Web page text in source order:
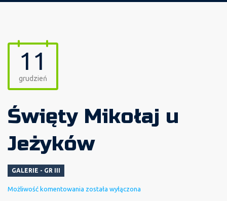
11
grudzień
Święty Mikołaj u
Jeżyków
GALERIE - GR III
Możliwość komentowania Święty
została wyłączona